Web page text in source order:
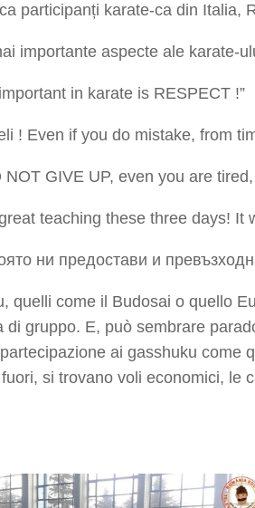
participanți karate-ca din Italia,
importante aspecte ale karate-
in karate is RESPECT !”
! Even if you do mistake, from
GIVE UP, even you are
teaching these three days! It
ни предостави и
come il Budosai o quello
gruppo. E, può sembrare
ai gasshuku come
si trovano voli economici, le